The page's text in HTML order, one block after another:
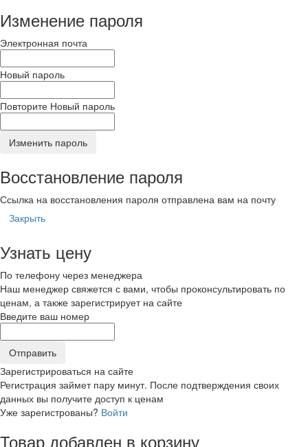
Изменение пароля
Электронная почта
Новый пароль
Повторите Новый пароль
Изменить пароль
Восстановление пароля
Ссылка на восстановления пароля отправлена вам на почту
Закрыть
Узнать цену
По телефону через менеджера
Наш менеджер свяжется с вами, чтобы проконсультировать по
ценам, а также зарегистрирует на сайте
Введите ваш номер
Зарегистрироваться на сайте
Регистрация займет пару минут. После подтверждения своих
данных вы получите доступ к ценам
Уже зарегистрованы? Войти
Товар добавлен в корзину